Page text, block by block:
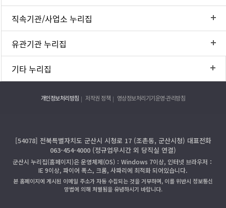
직속기관/사업소 누리집
유관기관 누리집
기타 누리집
개인정보처리방침 저작권 정책 영상정보처리기기운영·관리방침
[54078] 전북특별자치도 군산시 시청로 17 (조촌동, 군산시청) 대표전화
063-454-4000 (정규업무시간 외 당직실 연결)
군산시 누리집(홈페이지)은 운영체제(OS)：Windows 7이상, 인터넷 브라우저：
IE 9이상, 파이어 폭스, 크롬, 사파리에 최적화 되어있습니다.
본 홈페이지에 게시된 이메일 주소가 자동 수집되는 것을 거부하며, 이를 위반시 정보통신
망법에 의해 처벌됨을 유념하시기 바랍니다.